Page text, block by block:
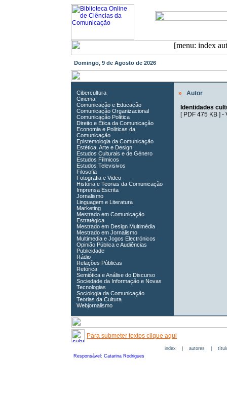
Domingo, 9 de Agosto de 2026
Cibercultura
Cinema
Comunicação e Educação
Comunicação Organizacional
Comunicação Política
Direito e Ética da Comunicação
Economia e Políticas da
Comunicação
Epistemologia da Comunicação
Estética, Arte e Design
Estudos Culturais e de Género
Estudos Fílmicos
Estudos Televisivos
Filosofia
Fotografia e Video
História e Teorias da Comunicação
Imprensa Escrita
Jornalismo
Linguagem e Literatura
Marketing
Mestrado em Comunicação
Estratégica
Mestrado em Design Multimédia
Mestrado em Jornalismo
Multimedia e Jogos Electrónicos
Opinião Pública e Audiências
Publicidade
Rádio
Relações Públicas
Retórica
Semiótica e Análise do Discurso
Sociedade da Informação e Novas
Tecnologias
Sociologia da Comunicação
Teorias da Cultura
Webjornalismo
»
Autor
Identidades
[ PDF 475 KB] -
Para submeter textos clique aqui
index| autores|